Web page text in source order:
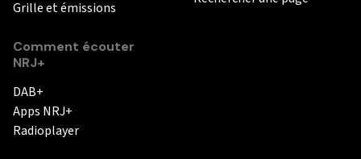
Grille et émissions
Comment écouter
NRJ+
DAB+
Apps NRJ+
Radioplayer